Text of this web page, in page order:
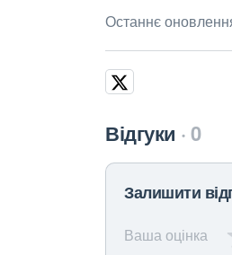
Останнє
Відгуки 0
Залишити
Ваша оцінка